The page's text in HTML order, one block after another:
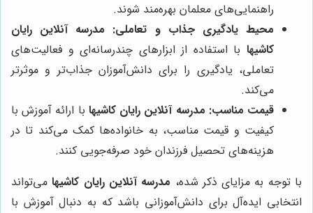
راهنمایی‌های معلمان بهره‌مند شوند.
محیط یادگیری جذاب و تعاملی: مدرسه آنلاین رایان
کاشیها با استفاده از ابزارهای چندرسانه‌ای و فعالیت‌های
تعاملی، یادگیری را برای دانش‌آموزان جذاب‌تر و موثرتر
می‌کند.
قیمت مناسب: مدرسه آنلاین رایان کاشیها با ارائه آموزش با
کیفیت و قیمت مناسب، به خانواده‌ها کمک می‌کند تا در
هزینه‌های تحصیل فرزندان خود صرفه‌جویی کنند.
با توجه به مزایای ذکر شده، مدرسه آنلاین رایان کاشیهامی‌تواند
انتخابی ایده‌آل برای دانش‌آموزانی باشد که به دنبال آموزش با